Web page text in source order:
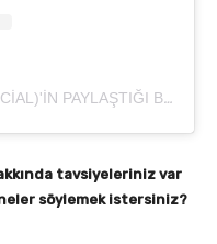
NAZLI AKSU (@NAZLIAKSUOFFICIAL)'IN PAYLAŞTIĞI BIR GÖNDERI
tavsiyeleriniz var
söylemek istersiniz?